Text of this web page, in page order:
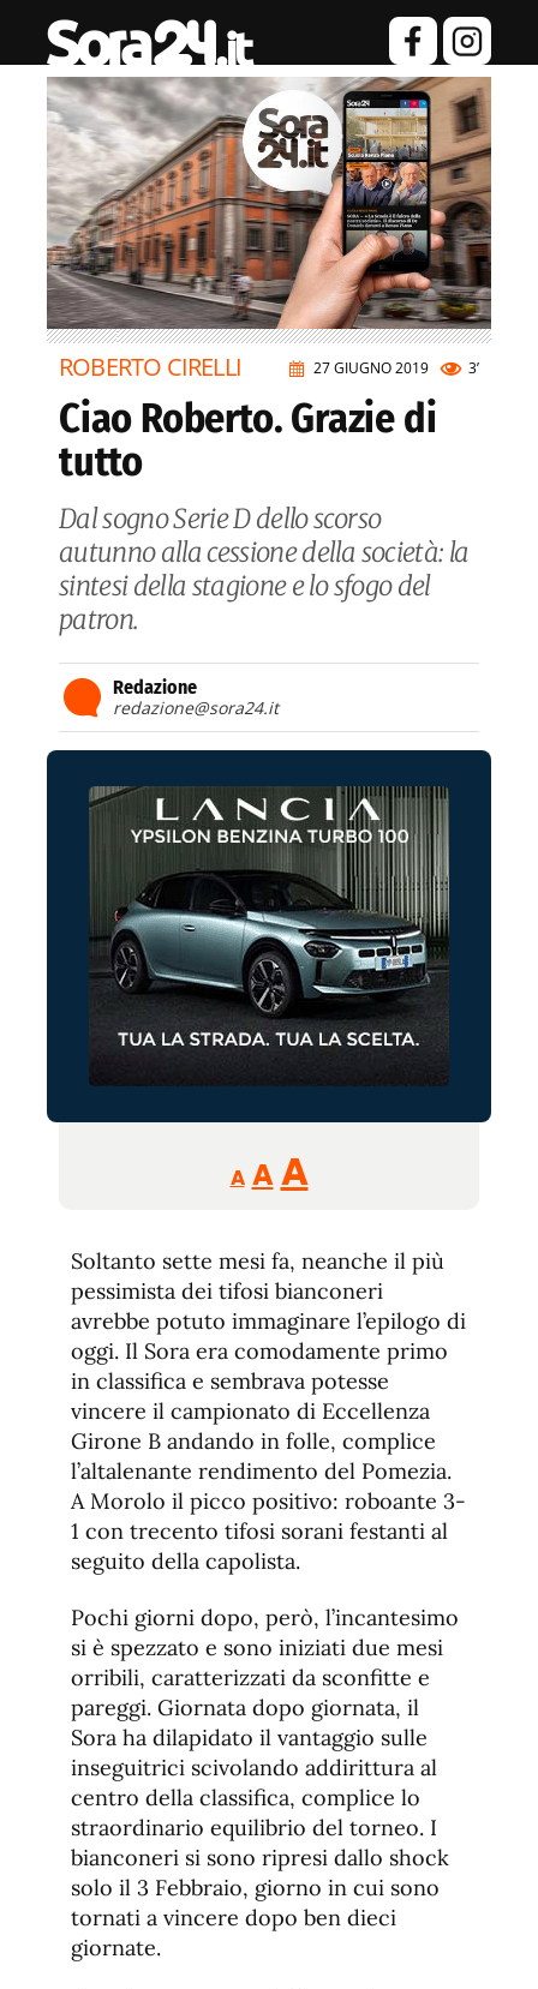
27 GIUGNO 2019 3’
ROBERTO CIRELLI
Ciao Roberto. Grazie di
tutto
Dal sogno Serie D dello scorso
autunno alla cessione della società: la
sintesi della stagione e lo sfogo del
patron.
Redazione
redazione@sora24.it
A
Reducir
tamaño
A Restablecer
de
fuente
AAumentar
de
fuente.
Soltanto sette mesi fa, neanche il più
pessimista dei tifosi bianconeri
avrebbe potuto immaginare l’epilogo di
oggi. Il Sora era comodamente primo
in classifica e sembrava potesse
vincere il campionato di Eccellenza
Girone B andando in folle, complice
l’altalenante rendimento del Pomezia.
A Morolo il picco positivo: roboante 3-
1 con trecento tifosi sorani festanti al
seguito della capolista.
Pochi giorni dopo, però, l’incantesimo
si è spezzato e sono iniziati due mesi
orribili, caratterizzati da sconfitte e
pareggi. Giornata dopo giornata, il
Sora ha dilapidato il vantaggio sulle
inseguitrici scivolando addirittura al
centro della classifica, complice lo
straordinario equilibrio del torneo. I
bianconeri si sono ripresi dallo shock
solo il 3 Febbraio, giorno in cui sono
tornati a vincere dopo ben dieci
giornate.